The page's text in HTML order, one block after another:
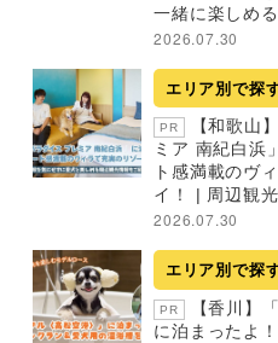
一緒に楽しめ
2026.07.30
エリア別で探
PR
【和歌山
ミア 南紀白浜
ト感満載のヴ
イ！ | 周辺観
2026.07.30
エリア別で探
PR
【香川】
に泊まったよ